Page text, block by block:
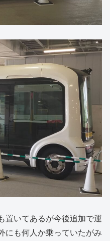
置いてあるが今後追加で運
にも何人か乗っていたがみ